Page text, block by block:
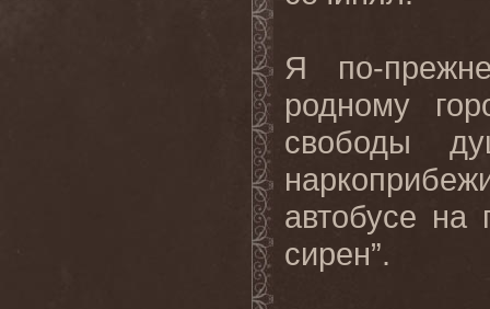
Я по-
родному
свободы
автобусе на
сирен”.